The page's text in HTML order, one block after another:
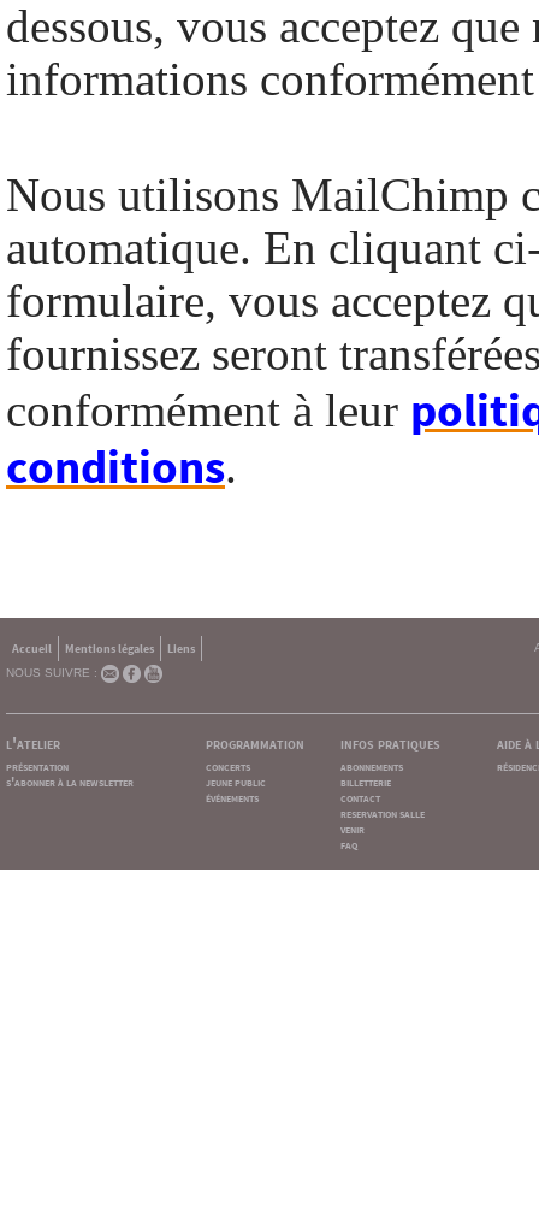
dessous, vous acceptez
informations conformément
Nous utilisons MailChimp
automatique. En cliquant
formulaire, vous acceptez
fournissez seront
conformément à leur
conditions.
Accueil Mentions légales
Liens
NOUS SUIVRE :
l'atelier
présentation
s'abonner à la newsletter
programmation
concerts
jeune public
événements
infos pratiques
abonnements
billetterie
contact
reservation salle
venir
faq
aide